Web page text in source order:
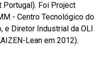
Portugal). Foi Project
- Centro Tecnológico do
e Diretor Industrial da OLI
Lean em 2012).